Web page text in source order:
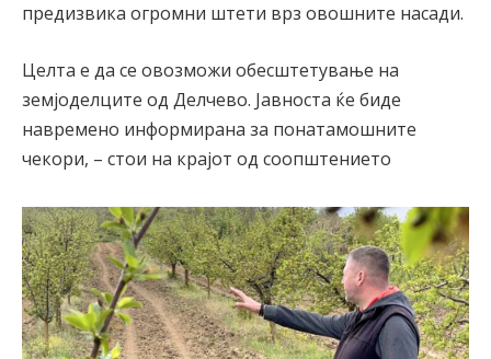
предизвика огромни штети врз овошните насади.
Целта е да се овозможи обесштетување на
земјоделците од Делчево. Јавноста ќе биде
навремено информирана за понатамошните
чекори, – стои на крајот од соопштението